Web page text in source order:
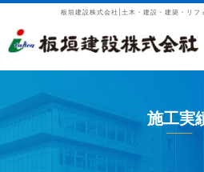
板垣建設株式会社|土木・建設・建築・リフ
施工実